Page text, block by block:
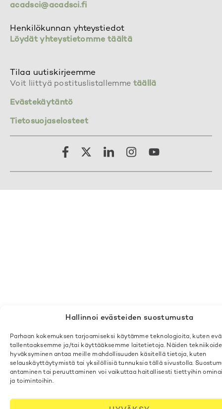
Hallinnoi evästeiden suostumusta
Parhaan kokemuksen tarjoamiseksi käytämme teknologioita, kuten
tallentaaksemme ja/tai käyttääksemme laitetietoja. Näiden
hyväksyminen antaa meille mahdollisuuden käsitellä tietoja, kuten
selauskäyttäytymistä tai yksilöllisiä tunnuksia tällä sivustolla.
antaminen tai peruuttaminen voi vaikuttaa haitallisesti tiettyihin
ja toimintoihin.
acadsci@acadsci.fi
Henkilökunnan yhteystiedot
Löydät yhteystietomme täältä
Tilaa uutiskirjeemme
Voit liittyä postituslistallemme täällä
Evästekäytäntö
Tietosuojaselosteet